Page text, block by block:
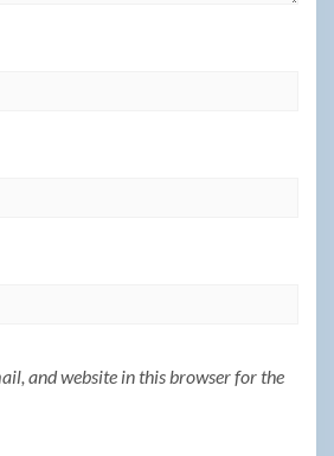
and website in this browser for the